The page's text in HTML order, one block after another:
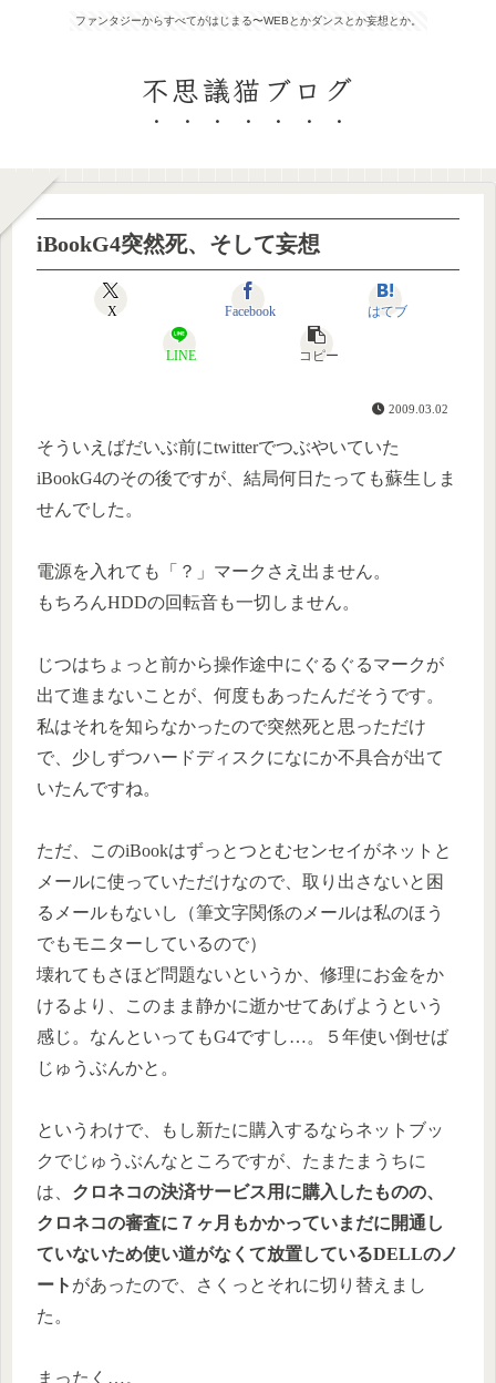
ファンタジーからすべてがはじまる〜WEBとかダンスとか妄想とか。
不思議猫ブログ
iBookG4突然死、そして妄想
X Facebook はてブ
LINE コピー
2009.03.02
そういえばだいぶ前にtwitterでつぶやいていた
iBookG4のその後ですが、結局何日たっても蘇生しま
せんでした。
電源を入れても「？」マークさえ出ません。
もちろんHDDの回転音も一切しません。
じつはちょっと前から操作途中にぐるぐるマークが
出て進まないことが、何度もあったんだそうです。
私はそれを知らなかったので突然死と思っただけ
で、少しずつハードディスクになにか不具合が出て
いたんですね。
ただ、このiBookはずっとつとむセンセイがネットと
メールに使っていただけなので、取り出さないと困
るメールもないし（筆文字関係のメールは私のほう
でもモニターしているので）
壊れてもさほど問題ないというか、修理にお金をか
けるより、このまま静かに逝かせてあげようという
感じ。なんといってもG4ですし…。５年使い倒せば
じゅうぶんかと。
というわけで、もし新たに購入するならネットブッ
クでじゅうぶんなところですが、たまたまうちに
は、 クロネコの決済サービス用に購入したものの、
クロネコの審査に７ヶ月もかかっていまだに開通し
ていないため使い道がなくて放置しているDELLのノ
ート があったので、さくっとそれに切り替えまし
た。
まったく…。